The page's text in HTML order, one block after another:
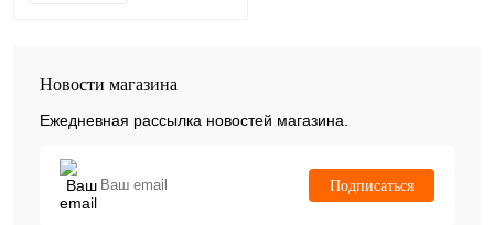
Новости магазина
Ежедневная рассылка новостей магазина.
Подписаться